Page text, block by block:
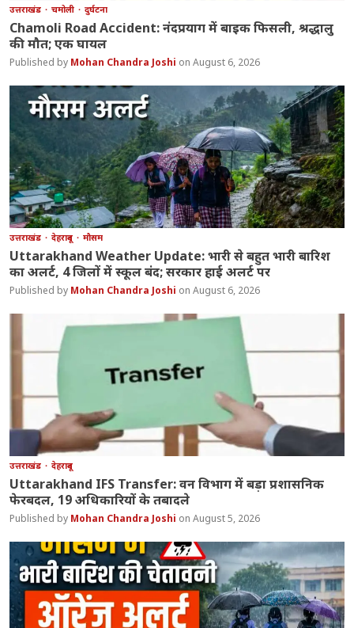
उत्तराखंड चमोली दुर्घटना
Chamoli Road Accident: नंदप्रयाग में बाइक फिसली, श्रद्धालु
की मौत; एक घायल
Mohan Chandra Joshi August 6, 2026
उत्तराखंड देहरादून मौसम
Uttarakhand Weather Update: भारी से बहुत भारी बारिश
का अलर्ट, 4 जिलों में स्कूल बंद; सरकार हाई अलर्ट पर
Mohan Chandra Joshi August 6, 2026
उत्तराखंड देहरादून
Uttarakhand IFS Transfer: वन विभाग में बड़ा प्रशासनिक
फेरबदल, 19 अधिकारियों के तबादले
Mohan Chandra Joshi August 5, 2026